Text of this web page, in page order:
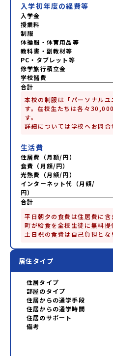
入学初年度の経費等
入学金
授業料
制服
体操服・体育用品等
教科書・副教材等
PC・タブレット等
修学旅行積立金
学校諸費
合計
本校の制服は「パーソナル
す。在校生たちは各々
す。
詳細については学校へお問合
生活費
住居費（月額/円）
食費（月額/円）
光熱費（月額/円）
インターネット代（月額/
円）
合計
平日朝夕の食費は住居費に
町が給食を全校生徒に無料提
土日祝の食費は自己負担とな
居住タイプ
住居タイプ
部屋のタイプ
住居からの通学手段
住居からの通学時間
住居のサポート
備考